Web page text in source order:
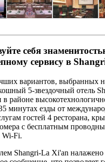
себя
сервису в
вариантов, выбранных
5-звездочный отель
в районе
минутах езды от
гостей 4 ресторана,
с бесплатным
Wi-Fi.
Shangri-La Xi'an